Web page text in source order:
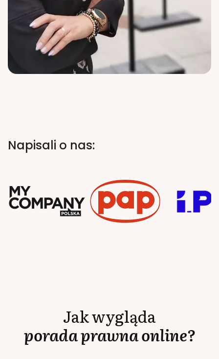
Napisali o nas:
Jak wygląda
porada prawna online?